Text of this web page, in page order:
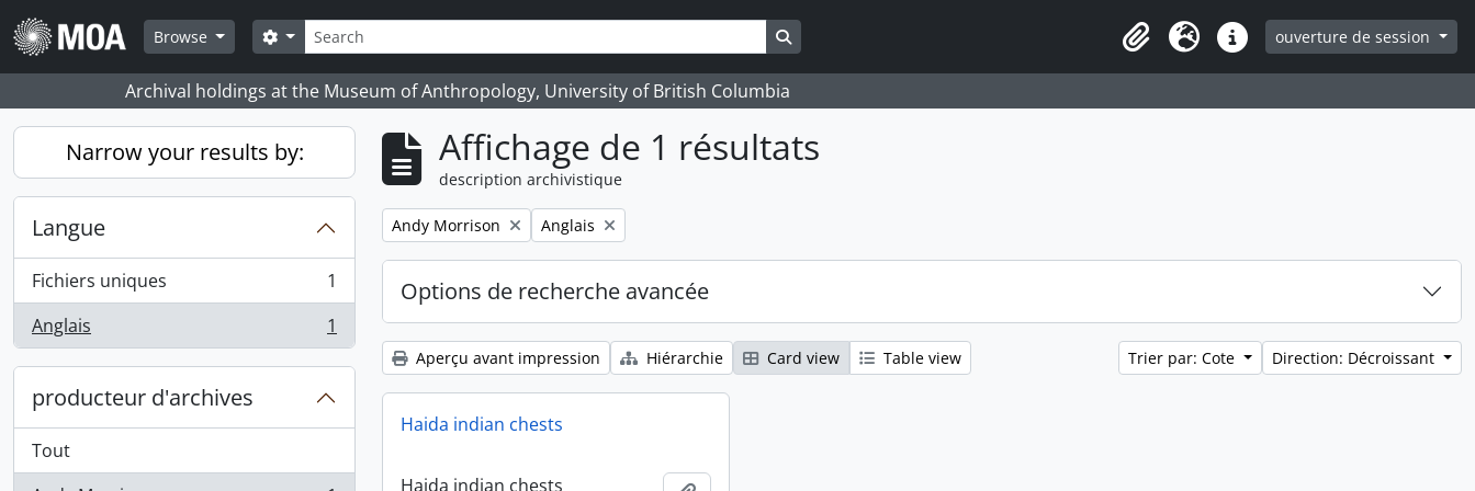
Skip to main content
Browse
Rechercher
Search options Search in browse page
ClipboardLangueLiens rapidesouverture de session
Archival holdings at the Museum of Anthropology, University of British Columbia
Narrow your results by:
Langue
Fichiers uniques
, 1 résultats
1
Anglais
, 1 résultats 1
producteur d'archives
Tout
Affichage de 1 résultats
description archivistique
Remove filter:
Andy Morrison Remove filter:
Anglais
Options de recherche avancée
Aperçu avant impression Hiérarchie Card view Table view Trier par: Cote Direction: Décroissant
Haida indian chests
Haida indian chests